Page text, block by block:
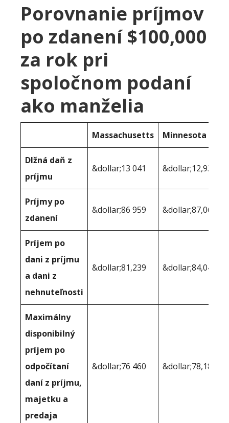
Porovnanie príjmov
po zdanení $100,000
za rok pri
spoločnom podaní
ako manželia
Massachusetts Minnesota
Dlžná daň z
príjmu
&dollar;13 041 &dollar;12,931
Príjmy po
zdanení
&dollar;86 959 &dollar;87,069
Príjem po
dani z príjmu
a dani z
nehnuteľnosti
&dollar;81,239 &dollar;84,042
Maximálny
disponibilný
príjem po
odpočítaní
daní z príjmu,
majetku a
predaja
&dollar;76 460 &dollar;78,186